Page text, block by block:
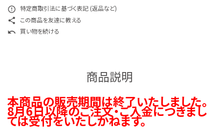
error_outline 特定商取引法に基づく表記 (返品など)
share この商品を友達に教える
undo 買い物を続ける
商品説明
本商品の販売期間は終了いたしました。
8月6日以降のご注文・ご入金につきまし
ては受付をいたしかねます。